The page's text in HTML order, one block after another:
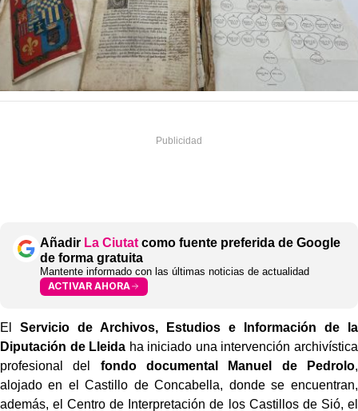
Añadir La Ciutat como fuente preferida de Google
de forma gratuita
Mantente informado con las últimas noticias de actualidad
ACTIVAR AHORA
El Servicio de Archivos, Estudios e Información de la
Diputación de Lleida ha iniciado una intervención archivística
profesional del
fondo documental Manuel de Pedrolo,
alojado en el Castillo de Concabella, donde se encuentran,
además, el Centro de Interpretación de los Castillos de Sió, el